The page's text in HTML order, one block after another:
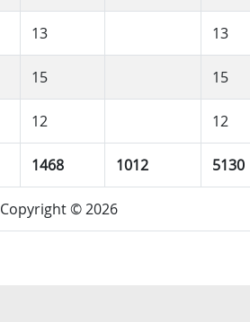
13 13
15 15
12 12
1468 1012 5130
Copyright © 2026